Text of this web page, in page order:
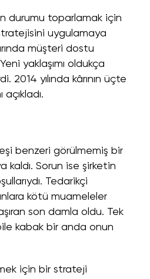
durumu toparlamak için
uygulamaya
müşteri dostu
yaklaşımı oldukça
2014 yılında kârının üçte
açıkladı.
eşi benzeri görülmemiş bir
kaldı. Sorun ise şirketin
Tedarikçi
kötü muameleler
son damla oldu. Tek
kabak bir anda onun
için bir strateji